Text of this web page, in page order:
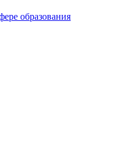
образования